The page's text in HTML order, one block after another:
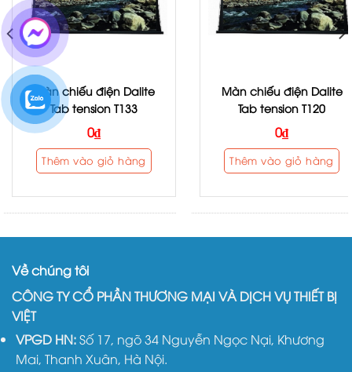
Màn chiếu điện Dalite
Tab tension T133
0₫
Thêm vào giỏ hàng
Màn chiếu điện Dalite
Tab tension T120
0₫
Thêm vào giỏ hàng
Về chúng tôi
CÔNG TY CỔ PHẦN THƯƠNG MẠI VÀ DỊCH VỤ THIẾT BỊ
VIỆT
VPGD HN:Số 17, ngõ 34 Nguyễn Ngọc Nại, Khương
Mai, Thanh Xuân, Hà Nội.